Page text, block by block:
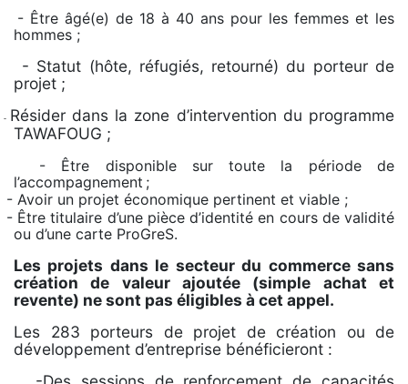
- Être âgé(e) de 18 à 40 ans pour les femmes et les
hommes ;
Statut (hôte, réfugiés, retourné) du porteur de
projet ;
Résider dans la zone d’intervention du programme
TAWAFOUG ;
-
Être disponible sur toute la période de
l’accompagnement ;
- Avoir un projet économique pertinent et viable ;
- Être titulaire d’une pièce d’identité en cours de validité
ou d’une carte ProGreS.
Les projets dans le secteur du commerce sans
création de valeur ajoutée (simple achat et
revente) ne sont pas éligibles à cet appel.
Les 283 porteurs de projet de création ou de
développement d’entreprise bénéficieront :